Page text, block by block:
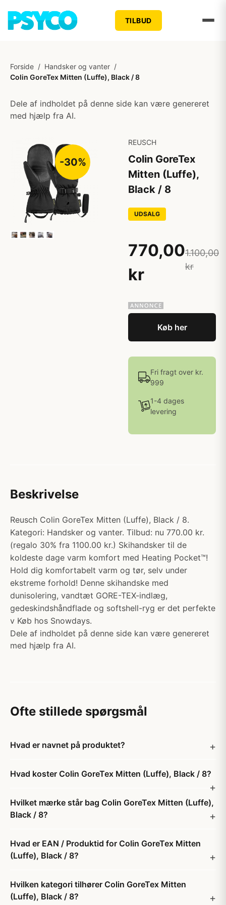
TILBUD
Forside / Handsker og vanter /
Colin GoreTex Mitten (Luffe), Black / 8
Dele af indholdet på denne side kan være genereret
med hjælp fra AI.
-30%
REUSCH
Colin GoreTex
Mitten (Luffe),
Black / 8
UDSALG
770,00
kr
1.100,00
kr
Køb her
Fri fragt over kr.
999
1-4 dages
levering
Beskrivelse
Reusch Colin GoreTex Mitten (Luffe), Black / 8.
Kategori: Handsker og vanter. Tilbud: nu 770.00 kr.
(regalo 30% fra 1100.00 kr.) Skihandsker til de
koldeste dage varm komfort med Heating Pocket™!
Hold dig komfortabelt varm og tør, selv under
ekstreme forhold! Denne skihandske med
dunisolering, vandtæt GORE-TEX-indlæg,
gedeskindshåndflade og softshell-ryg er det perfekte
v Køb hos Snowdays.
Dele af indholdet på denne side kan være genereret
med hjælp fra AI.
Ofte stillede spørgsmål
Hvad er navnet på produktet?
Hvad koster Colin GoreTex Mitten (Luffe), Black / 8?
Hvilket mærke står bag Colin GoreTex Mitten (Luffe),
Black / 8?
Hvad er EAN / Produktid for Colin GoreTex Mitten
(Luffe), Black / 8?
Hvilken kategori tilhører Colin GoreTex Mitten
(Luffe), Black / 8?